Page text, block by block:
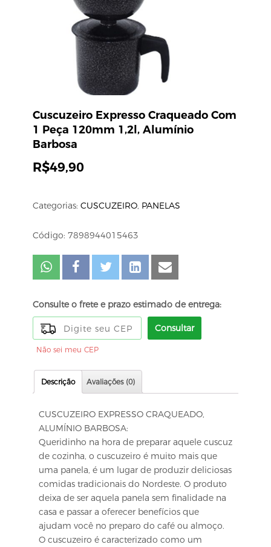
Cuscuzeiro Expresso Craqueado Com
1 Peça 120mm 1,2l, Alumínio
Barbosa
R$49,90
Categorias: CUSCUZEIRO, PANELAS
Código: 7898944015463
Consulte o frete e prazo estimado de entrega:
Consultar
Não sei meu CEP
Descrição Avaliações (0)
CUSCUZEIRO EXPRESSO CRAQUEADO,
ALUMÍNIO BARBOSA:
Queridinho na hora de preparar aquele cuscuz
de cozinha, o cuscuzeiro é muito mais que
uma panela, é um lugar de produzir deliciosas
comidas tradicionais do Nordeste. O produto
deixa de ser aquela panela sem finalidade na
casa e passar a oferecer benefícios que
ajudam você no preparo do café ou almoço.
O cuscuzeiro é caracterizado como um